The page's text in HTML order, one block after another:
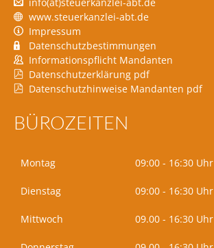
www.steuerkanzlei-abt.de
Impressum
Datenschutzbestimmungen
Informationspflicht Mandanten
Datenschutzerklärung pdf
Datenschutzhinweise Mandanten pdf
BÜROZEITEN
Montag 09:00 - 16:30 Uhr
Dienstag 09:00 - 16:30 Uhr
Mittwoch 09.00 - 16:30 Uhr